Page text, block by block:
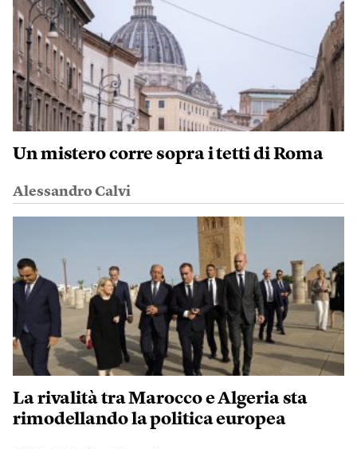
Un mistero corre sopra i tetti di Roma
Alessandro Calvi
La rivalità tra Marocco e Algeria sta
rimodellando la politica europea